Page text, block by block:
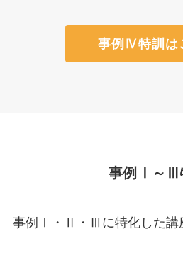
事例Ⅳ特訓は
事例Ⅰ～Ⅲ
事例Ⅰ・Ⅱ・Ⅲに特化した講